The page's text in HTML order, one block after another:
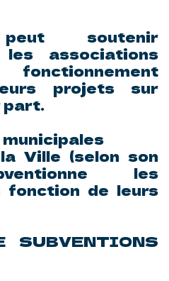
soutenir
les associations
projets sur
part.
Ville (selon son
les
fonction de leurs
SUBVENTIONS